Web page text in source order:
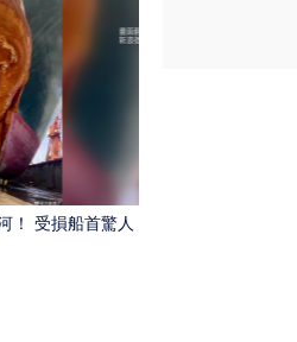
！ 受損船首驚人